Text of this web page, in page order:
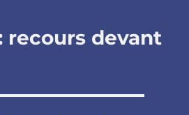
recours devant